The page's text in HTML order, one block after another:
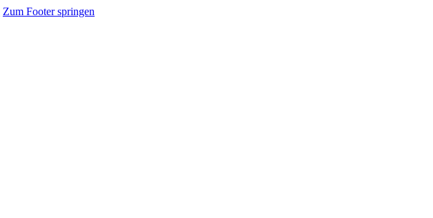
Zum Footer springen